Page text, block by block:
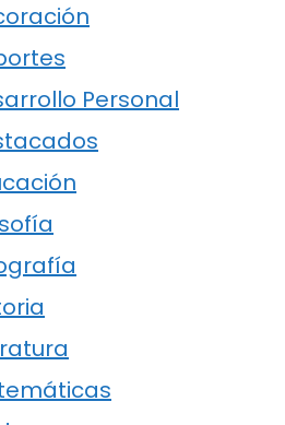
Personal